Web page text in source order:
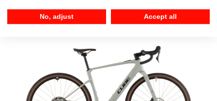
4.499,00 €*
No, adjust Accept all